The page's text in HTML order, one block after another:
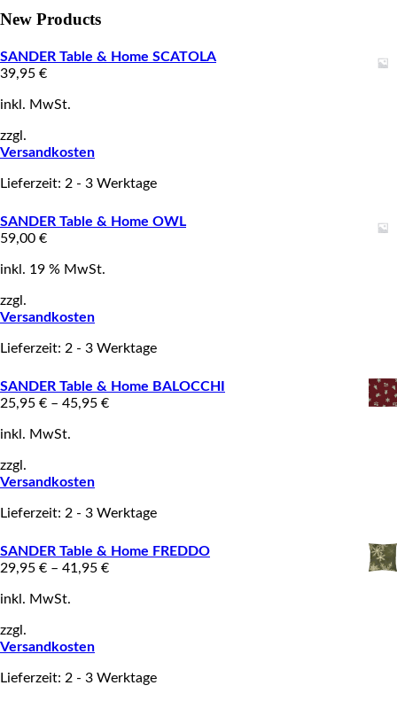
New Products
SANDER Table & Home SCATOLA
39,95 €
inkl. MwSt.
zzgl.
Versandkosten
Lieferzeit: 2 - 3 Werktage
SANDER Table & Home OWL
59,00 €
inkl. 19 % MwSt.
zzgl.
Versandkosten
Lieferzeit: 2 - 3 Werktage
SANDER Table & Home BALOCCHI
25,95 € – 45,95 €
inkl. MwSt.
zzgl.
Versandkosten
Lieferzeit: 2 - 3 Werktage
SANDER Table & Home FREDDO
29,95 € – 41,95 €
inkl. MwSt.
zzgl.
Versandkosten
Lieferzeit: 2 - 3 Werktage